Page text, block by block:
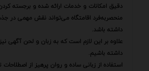
دقیق امکانات و خدمات ارائه شده و برجسته
منحصربه‌فرد اقامتگاه می‌تواند نقش مهمی در
داشته باشد.
علاوه بر این لازم است که به زبان و لحن آگهی
داشته باشیم.
استفاده از زبانی ساده و روان پرهیز از